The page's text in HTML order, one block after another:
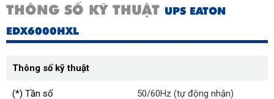
THÔNG SỐ KỸ THUẬT UPS EATON
EDX6000HXL
Thông số kỹ thuật
(*) Tần số 50/60Hz (tự động nhận)